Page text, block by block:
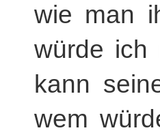
wie man
würde ich
kann
wem